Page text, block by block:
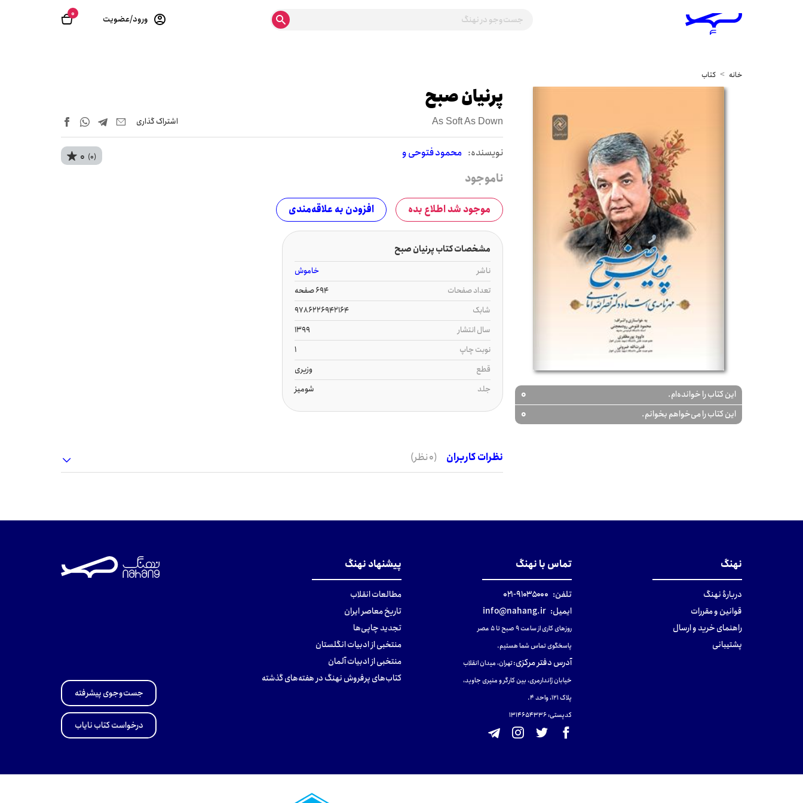
0 ورود/عضویت
خانه کتاب
این کتاب را خوانده‌ام. 0
این کتاب را می‌خواهم بخوانم. 0
پرنیان صبح
As Soft As Down اشتراک‌ گذاری
نويسنده: محمود فتوحی و 0 (0)
ناموجود
موجود شد اطلاع بده افزودن به علاقه‌مندی
مشخصات کتاب پرنیان صبح
ناشر
خاموش
تعداد صفحات
694 صفحه
شابک
9786226942164
سال انتشار
1399
نوبت چاپ
1
قطع
وزیری
جلد
شومیز
نظرات کاربران (0 نظر)
نهنگ
دربارهٔ نهنگ
قوانین و مقررات
راهنمای خرید و ارسال
پشتیبانی
تماس با نهنگ
تلفن: ۹۱۰۳۵۰۰۰-۰۲۱
ایمیل: info@nahang.ir
روزهای کاری از ساعت ۹ صبح تا ۵ عصر
پاسخگوی تماس شما هستیم.
آدرس دفتر مرکزی:تهران، میدان انقلاب
خیابان ژاندارمری، بین کارگر و منیری جاوید،
پلاک 121، واحد ۴.
کدپستی: 131465433۶
پیشنهاد نهنگ
مطالعات انقلاب
تاریخ معاصر ایران
تجدید چاپی‌ها
منتخبی از ادبیات انگلستان
منتخبی از ادبیات آلمان
کتاب‌های پرفروش نهنگ در هفته‌های گذشته
جست‌وجوی پیشرفته
درخواست کتاب نایاب